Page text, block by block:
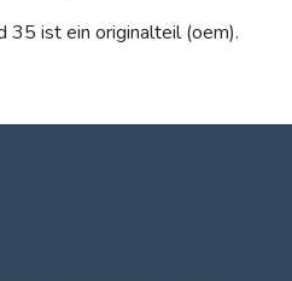
35 ist ein originalteil (oem).